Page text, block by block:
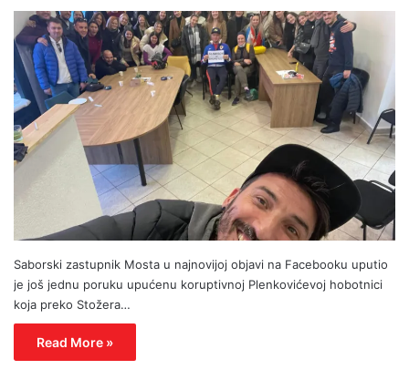
Saborski zastupnik Mosta u najnovijoj objavi na Facebooku uputio
je još jednu poruku upućenu koruptivnoj Plenkovićevoj hobotnici
koja preko Stožera…
Read More »